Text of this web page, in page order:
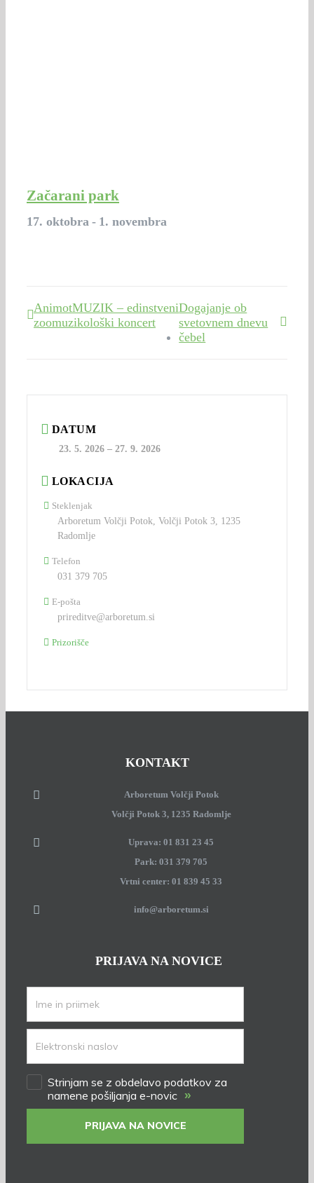
Začarani park
17. oktobra - 1. novembra
AnimotMUZIK – edinstveni
zoomuzikološki koncert
Dogajanje ob
svetovnem dnevu
čebel
DATUM
23. 5. 2026– 27. 9. 2026
LOKACIJA
Steklenjak
Arboretum Volčji Potok, Volčji Potok 3, 1235
Radomlje
Telefon
031 379 705
E-pošta
prireditve@arboretum.si
Prizorišče
KONTAKT
Arboretum Volčji Potok
Volčji Potok 3, 1235 Radomlje
Uprava: 01 831 23 45
Park: 031 379 705
Vrtni center: 01 839 45 33
info@arboretum.si
PRIJAVA NA NOVICE
Strinjam se z obdelavo podatkov za
namene pošiljanja e-novic »
PRIJAVA NA NOVICE